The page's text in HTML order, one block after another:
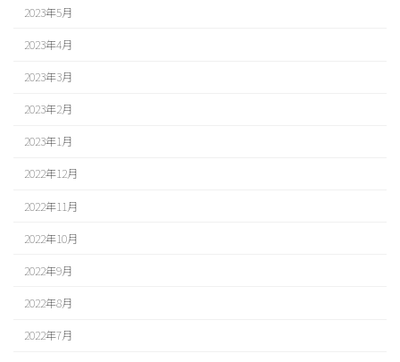
2023年5月
2023年4月
2023年3月
2023年2月
2023年1月
2022年12月
2022年11月
2022年10月
2022年9月
2022年8月
2022年7月